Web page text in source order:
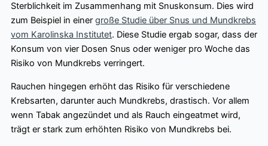
Sterblichkeit im Zusammenhang mit Snuskonsum. Dies wird
zum Beispiel in einer große Studie über Snus und Mundkrebs
vom Karolinska Institutet. Diese Studie ergab sogar, dass der
Konsum von vier Dosen Snus oder weniger pro Woche das
Risiko von Mundkrebs verringert.
Rauchen hingegen erhöht das Risiko für verschiedene
Krebsarten, darunter auch Mundkrebs, drastisch. Vor allem
wenn Tabak angezündet und als Rauch eingeatmet wird,
trägt er stark zum erhöhten Risiko von Mundkrebs bei.